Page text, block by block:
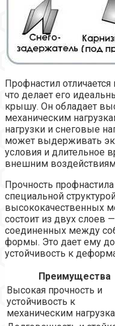
Профнастил
что делает его
крышу. Он обладает
механическим
нагрузки и снеговые
может выдерживать
условия и длительное
внешним
Прочность
специальной
высококачественных
состоит из двух слоев
соединенных между
формы. Это дает ему
устойчивость к
Преимущества
Высокая прочность и
устойчивость к
механическим